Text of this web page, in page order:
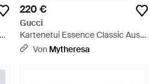
220 €
Gucci
Kartenetui Essence Classic Aus
Gg-Canvas - Natur
Von Mytheresa